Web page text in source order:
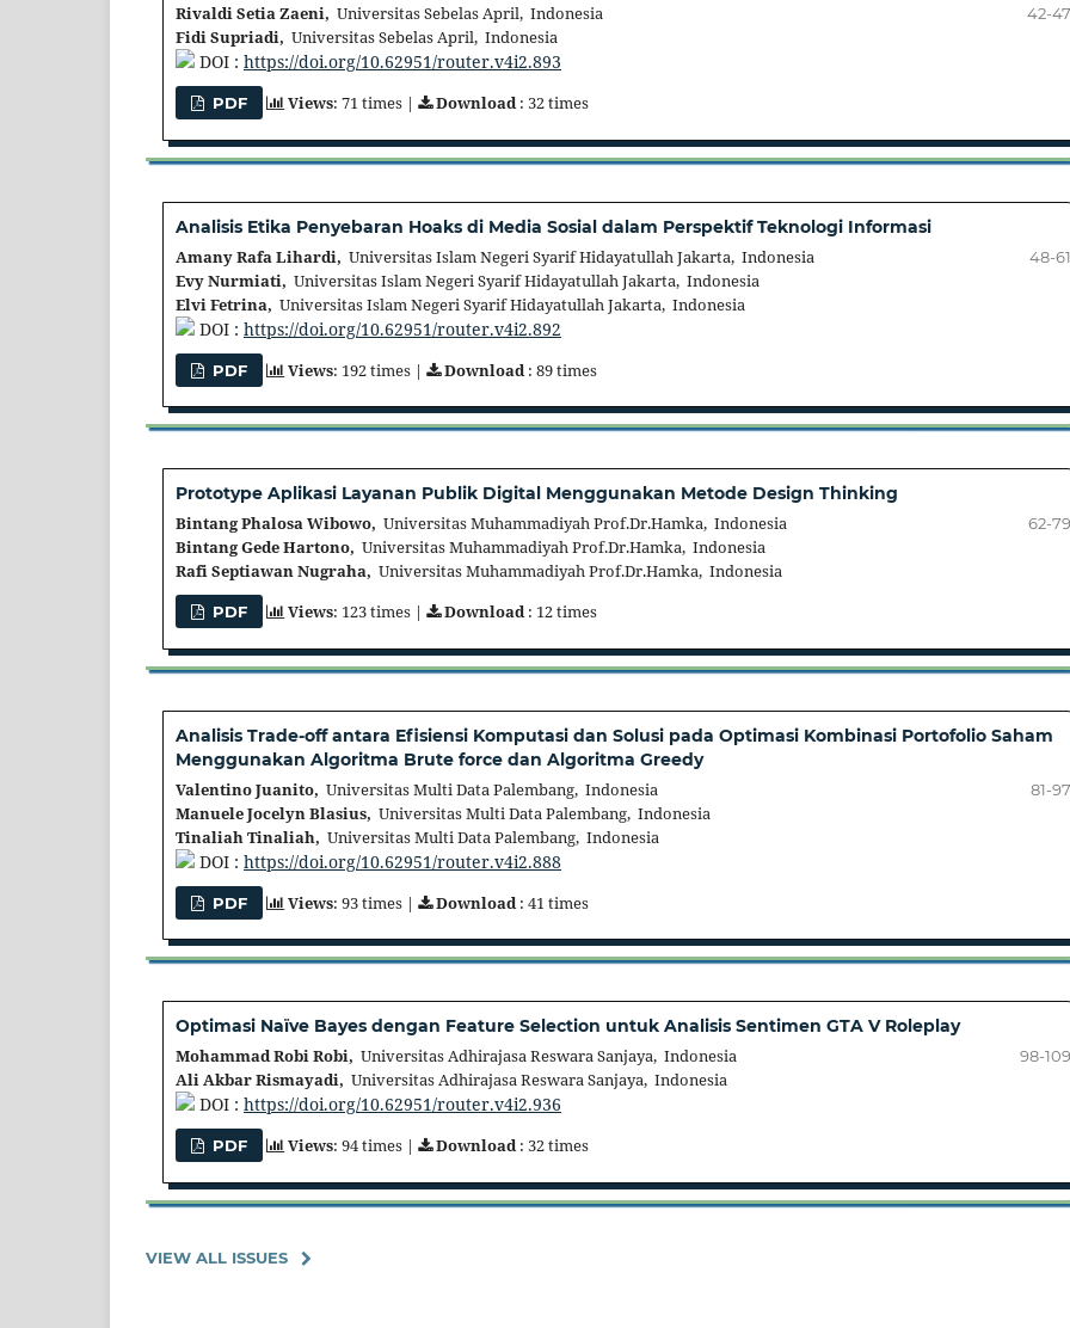
Rivaldi Setia Zaeni, Universitas Sebelas April, Indonesia
Fidi Supriadi, Universitas Sebelas April, Indonesia
42-47
DOI : https://doi.org/10.62951/router.v4i2.893
PDF Views: 71 times | Download: 32 times
Analisis Etika Penyebaran Hoaks di Media Sosial dalam Perspektif Teknologi Informasi
Amany Rafa Lihardi, Universitas Islam Negeri Syarif Hidayatullah Jakarta, Indonesia
Evy Nurmiati, Universitas Islam Negeri Syarif Hidayatullah Jakarta, Indonesia
Elvi Fetrina, Universitas Islam Negeri Syarif Hidayatullah Jakarta, Indonesia
48-61
DOI : https://doi.org/10.62951/router.v4i2.892
PDF Views: 192 times | Download : 89 times
Prototype Aplikasi Layanan Publik Digital Menggunakan Metode Design Thinking
Bintang Phalosa Wibowo, Universitas Muhammadiyah Prof.Dr.Hamka, Indonesia
Bintang Gede Hartono, Universitas Muhammadiyah Prof.Dr.Hamka, Indonesia
Rafi Septiawan Nugraha, Universitas Muhammadiyah Prof.Dr.Hamka, Indonesia
62-79
PDF Views: 123 times | Download: 12 times
Analisis Trade-off antara Efisiensi Komputasi dan Solusi pada Optimasi Kombinasi Portofolio Saham
Menggunakan Algoritma Brute force dan Algoritma Greedy
Valentino Juanito, Universitas Multi Data Palembang, Indonesia
Manuele Jocelyn Blasius, Universitas Multi Data Palembang, Indonesia
Tinaliah Tinaliah, Universitas Multi Data Palembang, Indonesia
81-97
DOI : https://doi.org/10.62951/router.v4i2.888
PDF Views: 93 times | Download: 41 times
Optimasi Naïve Bayes dengan Feature Selection untuk Analisis Sentimen GTA V Roleplay
Mohammad Robi Robi, Universitas Adhirajasa Reswara Sanjaya, Indonesia
Ali Akbar Rismayadi, Universitas Adhirajasa Reswara Sanjaya, Indonesia
98-109
DOI : https://doi.org/10.62951/router.v4i2.936
PDF Views: 94 times | Download: 32 times
VIEW ALL ISSUES